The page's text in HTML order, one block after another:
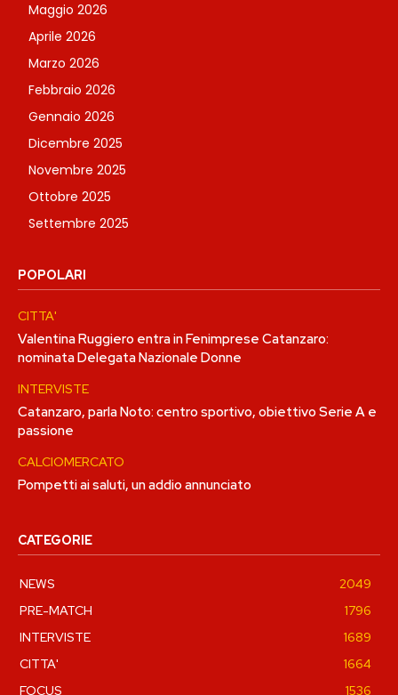
Maggio 2026
Aprile 2026
Marzo 2026
Febbraio 2026
Gennaio 2026
Dicembre 2025
Novembre 2025
Ottobre 2025
Settembre 2025
POPOLARI
CITTA'
Valentina Ruggiero entra in Fenimprese Catanzaro:
nominata Delegata Nazionale Donne
INTERVISTE
Catanzaro, parla Noto: centro sportivo, obiettivo Serie A e
passione
CALCIOMERCATO
Pompetti ai saluti, un addio annunciato
CATEGORIE
NEWS
2049
PRE-MATCH
1796
INTERVISTE
1689
CITTA'
1664
FOCUS
1536